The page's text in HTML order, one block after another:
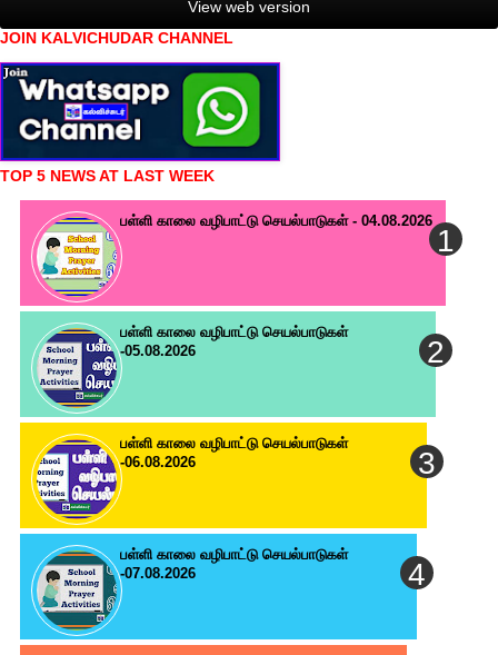
View web version
JOIN KALVICHUDAR CHANNEL
TOP 5 NEWS AT LAST WEEK
பள்ளி காலை வழிபாட்டு செயல்பாடுகள் - 04.08.2026
பள்ளி காலை வழிபாட்டு செயல்பாடுகள்
-05.08.2026
பள்ளி காலை வழிபாட்டு செயல்பாடுகள்
-06.08.2026
பள்ளி காலை வழிபாட்டு செயல்பாடுகள்
-07.08.2026